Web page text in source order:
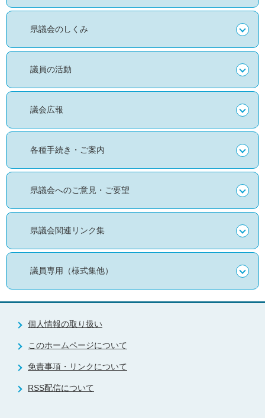
県議会のしくみ
議員の活動
議会広報
各種手続き・ご案内
県議会へのご意見・ご要望
県議会関連リンク集
議員専用（様式集他）
個人情報の取り扱い
このホームページについて
免責事項・リンクについて
RSS配信について